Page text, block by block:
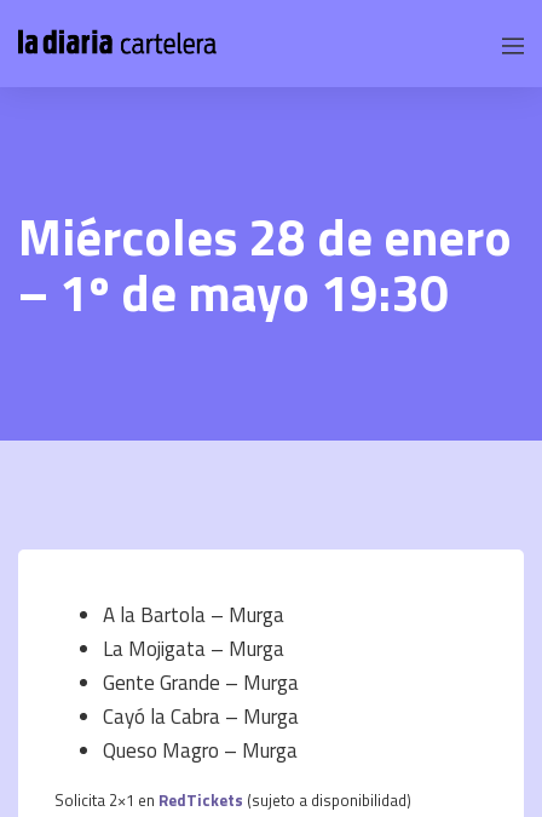
Miércoles 28 de enero
– 1º de mayo 19:30
A la Bartola – Murga
La Mojigata – Murga
Gente Grande – Murga
Cayó la Cabra – Murga
Queso Magro – Murga
Solicita 2×1 en RedTickets (sujeto a disponibilidad)